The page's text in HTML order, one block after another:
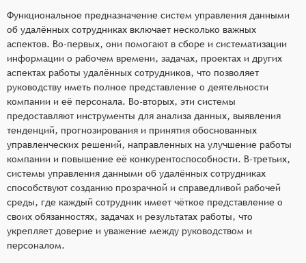
Функциональное предназначение систем управления данными
об удалённых сотрудниках включает несколько важных
аспектов. Во-первых, они помогают в сборе и систематизации
информации о рабочем времени, задачах, проектах и других
аспектах работы удалённых сотрудников, что позволяет
руководству иметь полное представление о деятельности
компании и её персонала. Во-вторых, эти системы
предоставляют инструменты для анализа данных, выявления
тенденций, прогнозирования и принятия обоснованных
управленческих решений, направленных на улучшение работы
компании и повышение её конкурентоспособности. В-третьих,
системы управления данными об удалённых сотрудниках
способствуют созданию прозрачной и справедливой рабочей
среды, где каждый сотрудник имеет чёткое представление о
своих обязанностях, задачах и результатах работы, что
укрепляет доверие и уважение между руководством и
персоналом.